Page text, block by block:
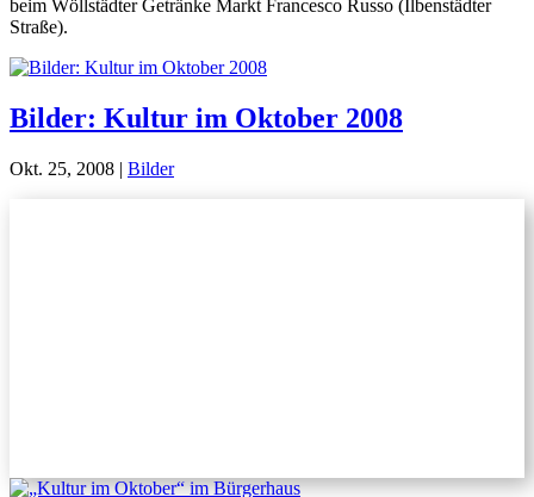
beim Wöllstädter Getränke Markt Francesco Russo (Ilbenstädter
Straße).
Bilder: Kultur im Oktober 2008
Okt. 25, 2008 | Bilder